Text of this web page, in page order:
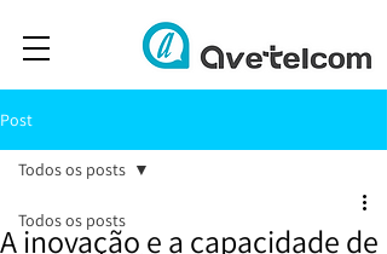
Post
Todos os posts
Todos os posts
A inovação e a capacidade de